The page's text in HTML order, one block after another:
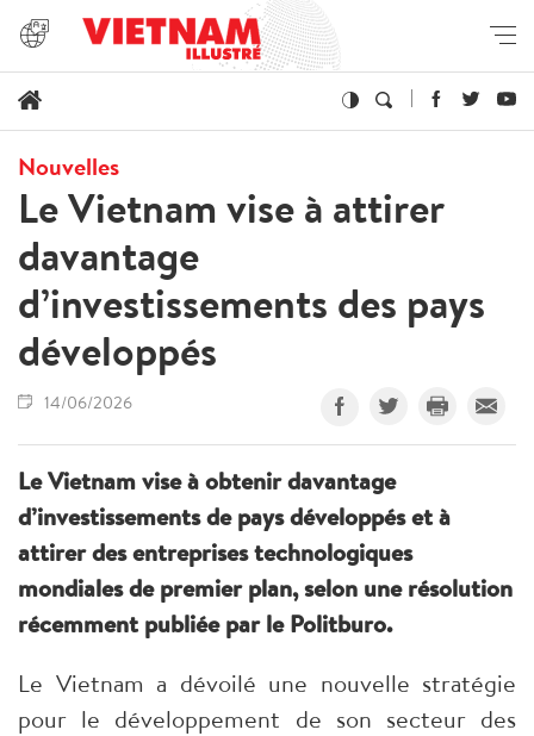
Nouvelles
Le Vietnam vise à attirer
davantage
d’investissements des pays
développés
14/06/2026
Le Vietnam vise à obtenir davantage
d’investissements de pays développés et à
attirer des entreprises technologiques
mondiales de premier plan, selon une résolution
récemment publiée par le Politburo.
Le Vietnam a dévoilé une nouvelle stratégie
pour le développement de son secteur des